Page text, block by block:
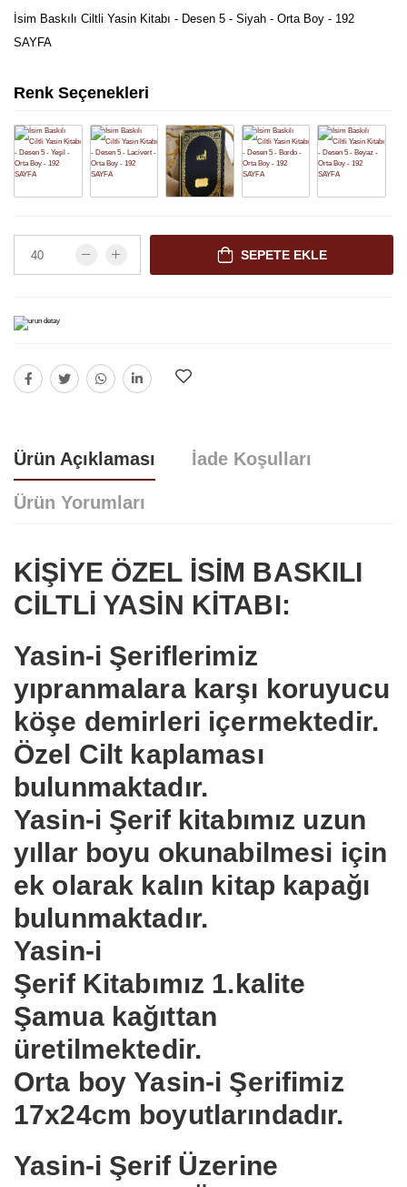
İsim Baskılı Ciltli Yasin Kitabı - Desen 5 - Siyah - Orta Boy - 192
SAYFA
Renk Seçenekleri
SEPETE EKLE
Ürün Açıklaması İade Koşulları
Ürün Yorumları
KİŞİYE ÖZEL İSİM BASKILI
CİLTLİ YASİN KİTABI:
Yasin-i Şeriflerimiz
yıpranmalara karşı koruyucu
köşe demirleri içermektedir.
Özel Cilt kaplaması
bulunmaktadır.
Yasin-i Şerifkitabımız uzun
yıllar boyu okunabilmesi için
ek olarak kalın kitap kapağı
bulunmaktadır.
Yasin-i
ŞerifKitabımız 1.kalite
Şamuakağıttan
üretilmektedir.
Orta boyYasin-i Şerifimiz
17x24cm boyutlarındadır.
Yasin-i ŞerifÜzerine
Yorum bulunamadı..